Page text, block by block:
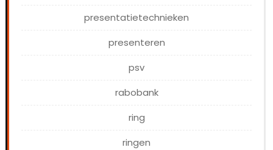
presentatietechnieken
presenteren
psv
rabobank
ring
ringen